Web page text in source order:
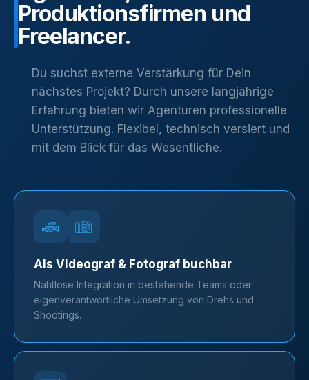
Produktionsfirmen und
Freelancer.
Du suchst externe Verstärkung für Dein
nächstes Projekt? Durch unsere langjährige
Erfahrung bieten wir Agenturen professionelle
Unterstützung. Flexibel, technisch versiert und
mit dem Blick für das Wesentliche.
Als Videograf & Fotograf buchbar
Nahtlose Integration in bestehende Teams oder
eigenverantwortliche Umsetzung von Drehs und
Shootings.